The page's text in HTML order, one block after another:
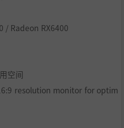
/ Radeon RX6400
空间
resolution monitor for optim